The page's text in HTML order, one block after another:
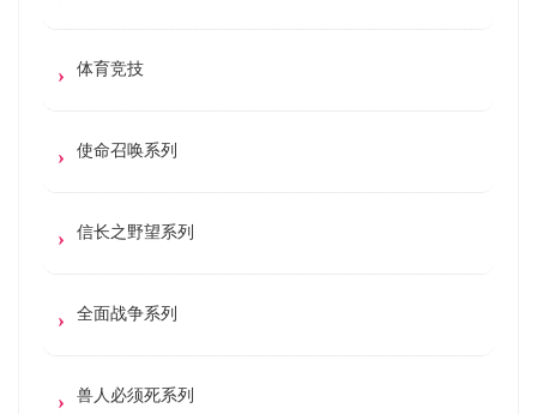
体育竞技
使命召唤系列
信长之野望系列
全面战争系列
兽人必须死系列